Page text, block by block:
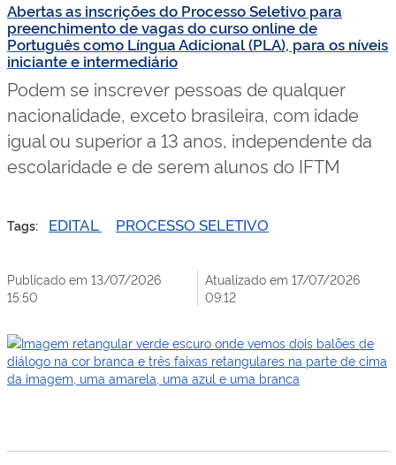
Abertas as inscrições do Processo Seletivo para
preenchimento de vagas do curso online de
Português como Língua Adicional (PLA), para os níveis
iniciante e intermediário
Podem se inscrever pessoas de qualquer
nacionalidade, exceto brasileira, com idade
igual ou superior a 13 anos, independente da
escolaridade e de serem alunos do IFTM
Tags: EDITAL PROCESSO SELETIVO
Publicado em 13/07/2026
15:50
Atualizado em 17/07/2026
09:12